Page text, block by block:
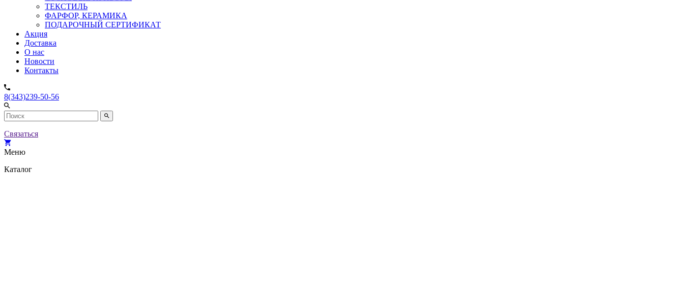
ТЕКСТИЛЬ
ФАРФОР, КЕРАМИКА
ПОДАРОЧНЫЙ СЕРТИФИКАТ
Акция
Доставка
О нас
Новости
Контакты
8(343)239-50-56
Связаться
Меню
Каталог